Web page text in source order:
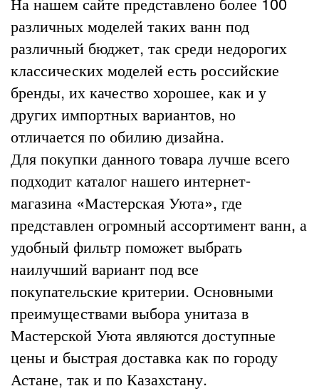
различных моделей таких ванн под
различный бюджет, так среди недорогих
классических моделей есть российские
бренды, их качество хорошее, как и у
других импортных вариантов, но
отличается по обилию дизайна.
Для покупки данного товара лучше всего
подходит каталог нашего интернет-
магазина «Мастерская Уюта», где
представлен огромный ассортимент ванн, а
удобный фильтр поможет выбрать
наилучший вариант под все
покупательские критерии. Основными
преимуществами выбора унитаза в
Мастерской Уюта являются доступные
цены и быстрая доставка как по городу
Астане, так и по Казахстану.